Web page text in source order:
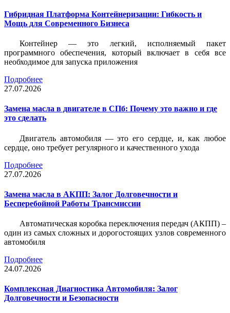
Гибридная Платформа Контейнеризации: Гибкость и
Мощь для Современного Бизнеса
Контейнер — это легкий, исполняемый пакет
программного обеспечения, который включает в себя все
необходимое для запуска приложения
Подробнее
27.07.2026
Замена масла в двигателе в СПб: Почему это важно и где
это сделать
Двигатель автомобиля — это его сердце, и, как любое
сердце, оно требует регулярного и качественного ухода
Подробнее
27.07.2026
Замена масла в АКПП: Залог Долговечности и
Бесперебойной Работы Трансмиссии
Автоматическая коробка переключения передач (АКПП) –
один из самых сложных и дорогостоящих узлов современного
автомобиля
Подробнее
24.07.2026
Комплексная Диагностика Автомобиля: Залог
Долговечности и Безопасности